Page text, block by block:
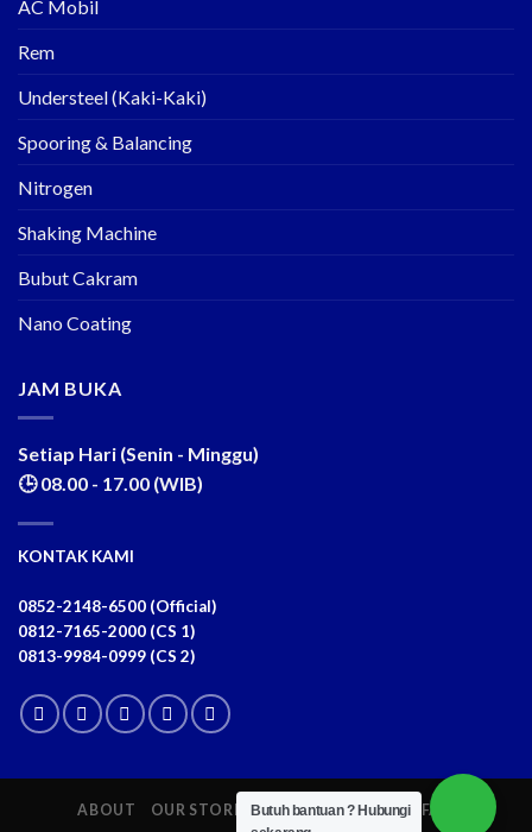
AC Mobil
Rem
Understeel (Kaki-Kaki)
Spooring & Balancing
Nitrogen
Shaking Machine
Bubut Cakram
Nano Coating
JAM BUKA
Setiap Hari (Senin - Minggu)
🕒 08.00 - 17.00 (WIB)
KONTAK KAMI
0852-2148-6500 (Official)
0812-7165-2000 (CS 1)
0813-9984-0999 (CS 2)
ABOUT OUR STORES BLOG CONTACT FAQ
Butuh bantuan ? Hubungi